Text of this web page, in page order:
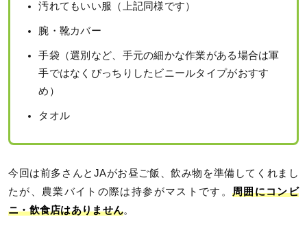
汚れてもいい服（上記同様です）
腕・靴カバー
手袋（選別など、手元の細かな作業がある場合は軍
手ではなくぴっちりしたビニールタイプがおすす
め）
タオル
今回は前多さんとJAがお昼ご飯、飲み物を準備してくれまし
たが、農業バイトの際は持参がマストです。 周囲にコンビ
ニ・飲食店はありません。